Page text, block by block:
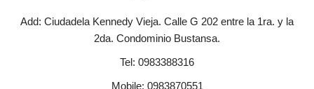
Add: Ciudadela Kennedy Vieja. Calle G 202 entre la 1ra. y la
2da. Condominio Bustansa.
Tel: 0983388316
Mobile: 0983870551